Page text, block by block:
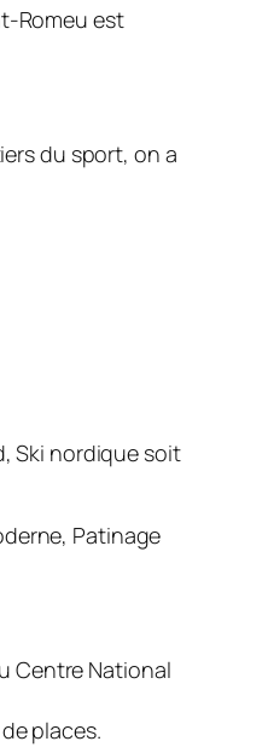
Romeu est
du sport, on a
Ski nordique soit
Patinage
Centre National
places.